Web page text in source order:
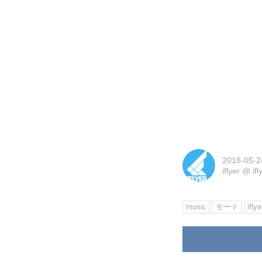
2018-05-
iflyer @
music モード